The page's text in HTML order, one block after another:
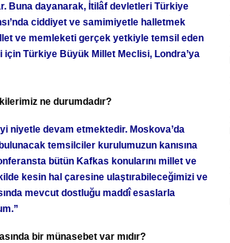
Buna dayanarak, İtilâf devletleri Türkiye
ciddiyet ve samimiyetle halletmek
ve memleketi gerçek yetkiyle temsil eden
Türkiye Büyük Millet Meclisi, Londra’ya
ne durumdadır?
niyetle devam etmektedir. Moskova’da
temsilciler kurulumuzun kanısına
bütün Kafkas konularını millet ve
kesin hal çaresine ulaştırabileceğimizi ve
mevcut dostluğu maddî esaslarla
bir münasebet var mıdır?